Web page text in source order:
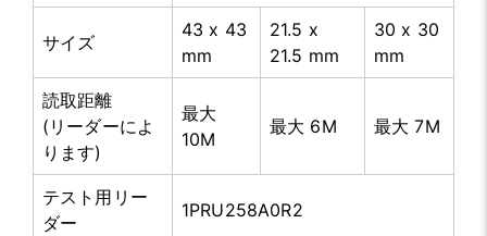
サイズ
43 x 43
mm
21.5 x
21.5 mm
30 x 30
mm
読取距離
(リーダーによ
ります)
最大
10M
最大 6M 最大 7M
テスト用リー
ダー
1PRU258A0R2